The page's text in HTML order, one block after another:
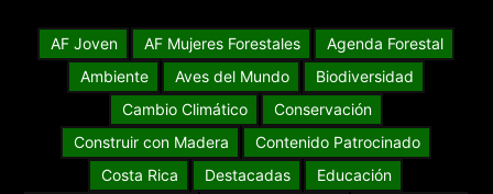
AF Joven AF Mujeres Forestales
Agenda Forestal
Ambiente
Aves del Mundo
Biodiversidad
Cambio Climático
Conservación
Construir con Madera
Contenido Patrocinado
Costa Rica
Destacadas
Educación